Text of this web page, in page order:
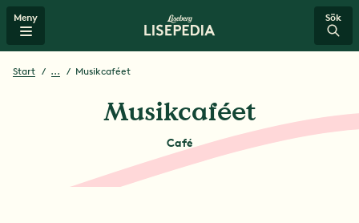
Meny Sök
Start ... Musikcaféet
Musikcaféet
Café
/mat-dryck/musikcaf%C3%A9et